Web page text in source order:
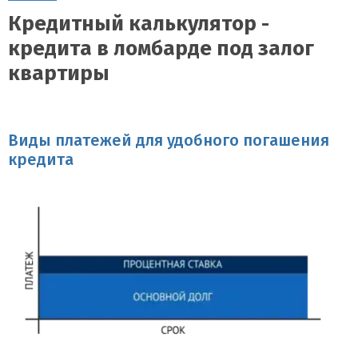
Кредитный калькулятор -
кредита в ломбарде под залог
квартиры
Виды платежей для удобного погашения
кредита